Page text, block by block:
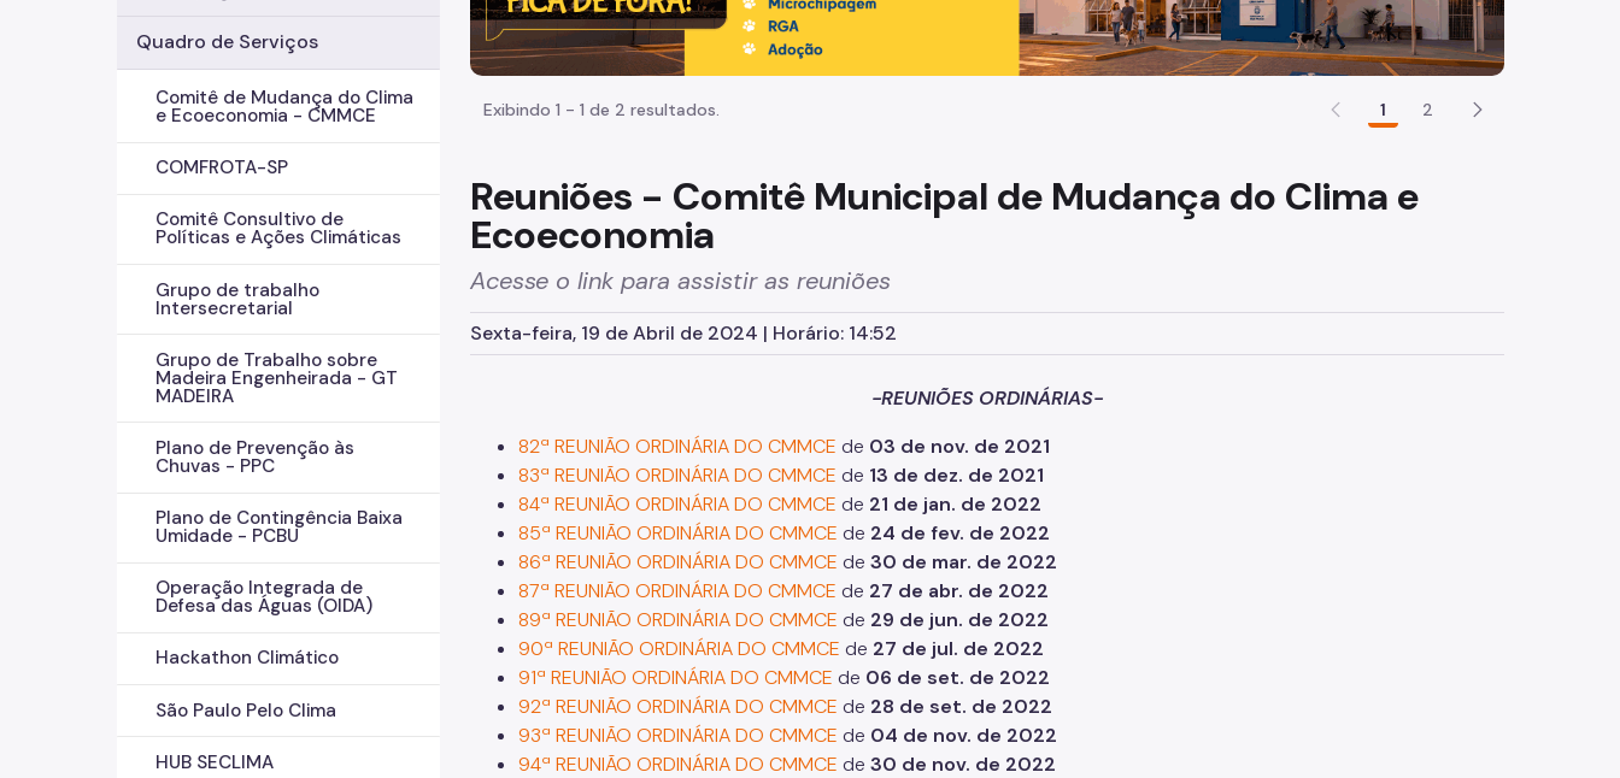
Quadro de Serviços
Comitê de Mudança do Clima
e Ecoeconomia - CMMCE
COMFROTA-SP
Comitê Consultivo de
Políticas e Ações Climáticas
Grupo de trabalho
Intersecretarial
Grupo de Trabalho sobre
Madeira Engenheirada - GT
MADEIRA
Plano de Prevenção às
Chuvas - PPC
Plano de Contingência Baixa
Umidade - PCBU
Operação Integrada de
Defesa das Águas (OIDA)
Hackathon Climático
São Paulo Pelo Clima
HUB SECLIMA
Exibindo 1 - 1 de 2 resultados. 1 2
Reuniões - Comitê Municipal de Mudança do Clima e
Ecoeconomia
Acesse o link para assistir as reuniões
Sexta-feira, 19 de Abril de 2024 | Horário: 14:52
-REUNIÕES ORDINÁRIAS-
82ª REUNIÃO ORDINÁRIA DO CMMCE de 03 de nov. de 2021
83ª REUNIÃO ORDINÁRIA DO CMMCE de 13 de dez. de 2021
84ª REUNIÃO ORDINÁRIA DO CMMCE de 21 de jan. de 2022
85ª REUNIÃO ORDINÁRIA DO CMMCE de 24 de fev. de 2022
86ª REUNIÃO ORDINÁRIA DO CMMCE de 30 de mar. de 2022
87ª REUNIÃO ORDINÁRIA DO CMMCE de 27 de abr. de 2022
89ª REUNIÃO ORDINÁRIA DO CMMCE de 29 de jun. de 2022
90ª REUNIÃO ORDINÁRIA DO CMMCE de 27 de jul. de 2022
91ª REUNIÃO ORDINÁRIA DO CMMCE de 06 de set. de 2022
92ª REUNIÃO ORDINÁRIA DO CMMCE de 28 de set. de 2022
93ª REUNIÃO ORDINÁRIA DO CMMCE de 04 de nov. de 2022
94ª REUNIÃO ORDINÁRIA DO CMMCE de 30 de nov. de 2022